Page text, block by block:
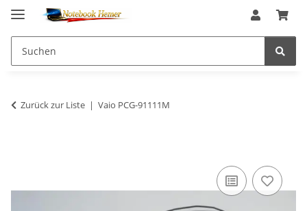
Zurück zur Liste Vaio PCG-91111M